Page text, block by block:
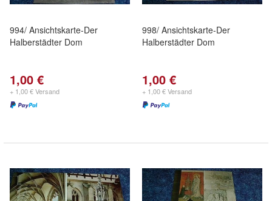
994/ Ansichtskarte-Der
Halberstädter Dom
1,00 €
+ 1,00 € Versand
998/ Ansichtskarte-Der
Halberstädter Dom
1,00 €
+ 1,00 € Versand